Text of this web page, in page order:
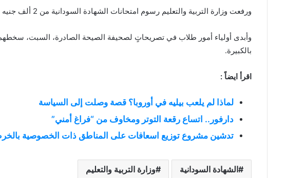
ورفعت وزارة التربية والتعليم رسوم امتحانات الشهادة السودانية من 2 ألف جنيه إلى 10 آلاف جنيه
وأبدى أولياء أمور طلاب في تصريحاتٍ لصحيفة الصيحة الصادرة، السبت،
بالكبيرة.
اقرأ ايضاً :
لماذا لم يلعب بيليه في أوروبا؟ قصة وصلت إلى السياسة
دارفور.. اتساع رقعة التوتر ومخاوف من “فراغ أمني”
تدشين مشروع توزيع اسعافات على المناطق ذات الخصوصية
الشهادة السودانية وزارة التربية والتعليم